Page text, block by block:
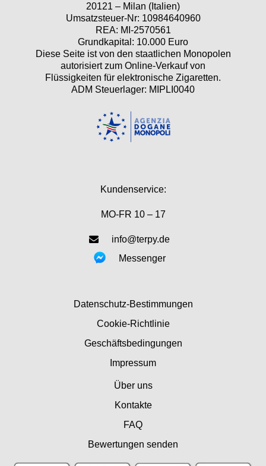
20121 – Milan (Italien)
Umsatzsteuer-Nr: 10984640960
REA: MI-2570561
Grundkapital: 10.000 Euro
Diese Seite ist von den staatlichen Monopolen
autorisiert zum Online-Verkauf von
Flüssigkeiten für elektronische Zigaretten.
ADM Steuerlager: MIPLI0040
Kundenservice:
MO-FR 10 – 17
info@terpy.de
Messenger
Datenschutz-Bestimmungen
Cookie-Richtlinie
Geschäftsbedingungen
Impressum
Über uns
Kontakte
FAQ
Bewertungen senden